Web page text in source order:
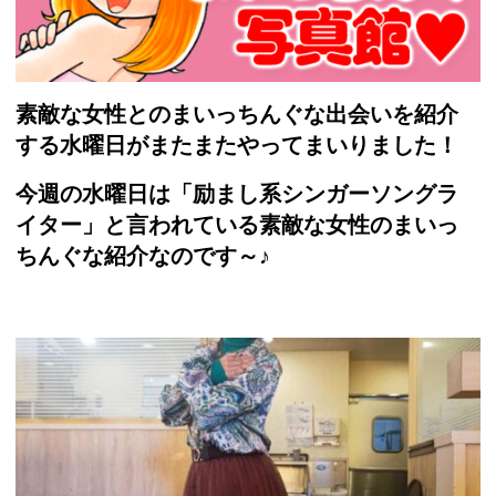
素敵な女性とのまいっちんぐな出会いを紹介
する水曜日がまたまたやってまいりました！
今週の水曜日は「励まし系シンガーソングラ
イター」と言われている素敵な女性のまいっ
ちんぐな紹介なのです～♪